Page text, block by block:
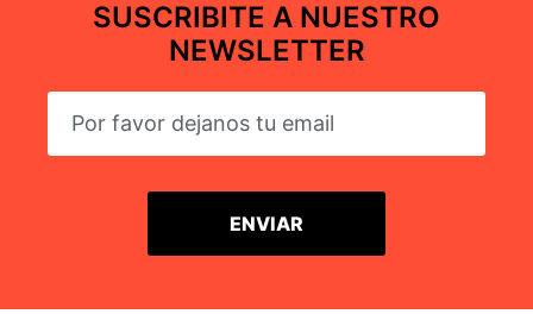
SUSCRIBITE A NUESTRO
NEWSLETTER